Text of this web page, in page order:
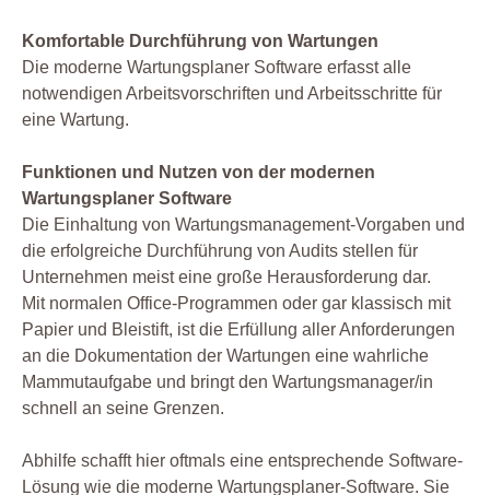
Komfortable Durchführung von Wartungen
Die moderne Wartungsplaner Software erfasst alle
notwendigen Arbeitsvorschriften und Arbeitsschritte für
eine Wartung.
Funktionen und Nutzen von der modernen
Wartungsplaner Software
Die Einhaltung von Wartungsmanagement-Vorgaben und
die erfolgreiche Durchführung von Audits stellen für
Unternehmen meist eine große Herausforderung dar.
Mit normalen Office-Programmen oder gar klassisch mit
Papier und Bleistift, ist die Erfüllung aller Anforderungen
an die Dokumentation der Wartungen eine wahrliche
Mammutaufgabe und bringt den Wartungsmanager/in
schnell an seine Grenzen.
Abhilfe schafft hier oftmals eine entsprechende Software-
Lösung wie die moderne Wartungsplaner-Software. Sie